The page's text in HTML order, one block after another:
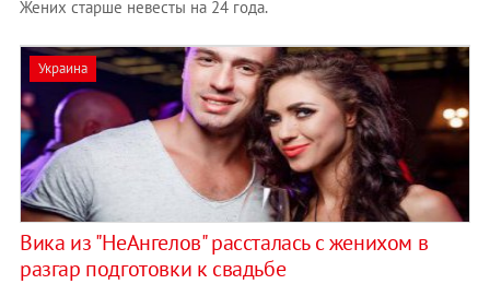
Жених старше невесты на 24 года.
Украина
Вика из "НеАнгелов" рассталась с женихом в
разгар подготовки к свадьбе